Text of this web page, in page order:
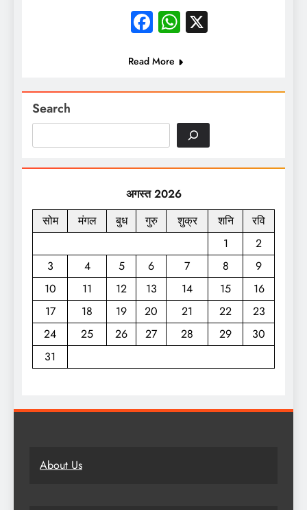
Facebook
WhatsApp
X
Read More
Search
अगस्त 2026
सोम
मंगल बुध गुरु शुक्र शनि
रवि
1
2
3
4 5 6 7 8
9
10
11 12 13 14 15
16
17
18 19 20 21 22
23
24
25 26 27 28 29
30
31
About Us